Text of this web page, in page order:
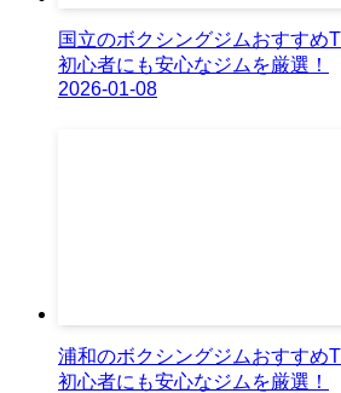
国立のボクシングジムおすすめ
初心者にも安心なジムを厳選！
2026-01-08
浦和のボクシングジムおすすめ
初心者にも安心なジムを厳選！